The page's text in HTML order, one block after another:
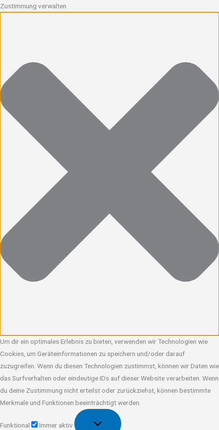
Zustimmung verwalten
Um dir ein optimales Erlebnis zu bieten, verwenden wir Technologien wie
Cookies, um Geräteinformationen zu speichern und/oder darauf
zuzugreifen. Wenn du diesen Technologien zustimmst, können wir Daten wie
das Surfverhalten oder eindeutige IDs auf dieser Website verarbeiten. Wenn
du deine Zustimmung nicht erteilst oder zurückziehst, können bestimmte
Merkmale und Funktionen beeinträchtigt werden.
Funktional
Immer aktiv